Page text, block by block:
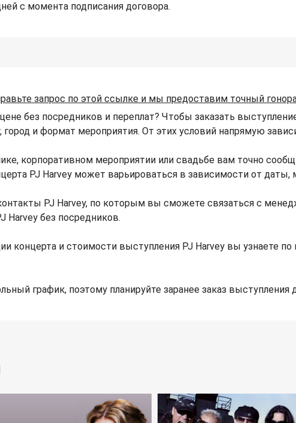
с момента подписания договора.
запрос по этой ссылке и мы предоставим точный
без посредников и переплат? Чтобы заказать
и формат мероприятия. От этих условий напрямую
корпоративном мероприятии или свадьбе вам точно
PJ Harvey может варьироваться в зависимости от
PJ Harvey, по которым вы сможете связаться с
Harvey без посредников.
концерта и стоимости выступления PJ Harvey вы узнаете
график, поэтому планируйте заранее заказ выступления